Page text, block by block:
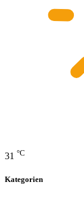
31 °C
Kategorien